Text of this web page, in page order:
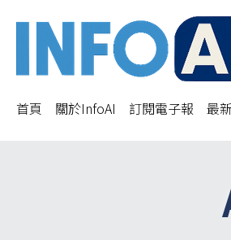
首頁 關於InfoAI 訂閱電子報 最